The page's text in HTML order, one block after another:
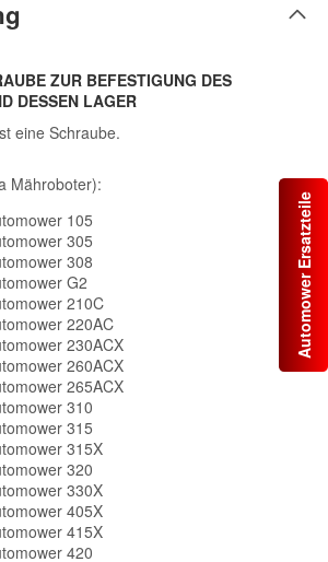
Automower Ersatzteile
ZUR BEFESTIGUNG DES
DESSEN LAGER
eine Schraube.
Mähroboter):
105
305
308
G2
210C
220AC
230ACX
260ACX
265ACX
310
315
315X
320
330X
405X
415X
420